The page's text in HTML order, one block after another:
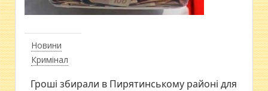
Новини
Кримінал
Гроші збирали в Пирятинському районі для